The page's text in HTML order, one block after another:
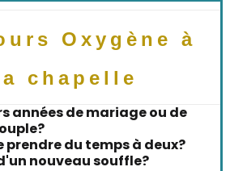
Oxygène à
chapelle
années de mariage ou de
prendre du temps à deux?
nouveau souffle?